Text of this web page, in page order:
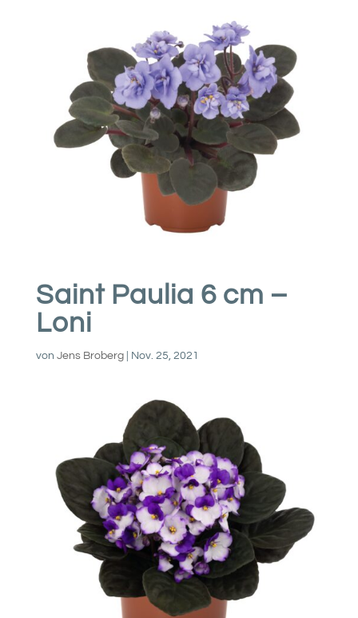
Saint Paulia 6 cm –
Loni
von Jens Broberg| Nov. 25, 2021